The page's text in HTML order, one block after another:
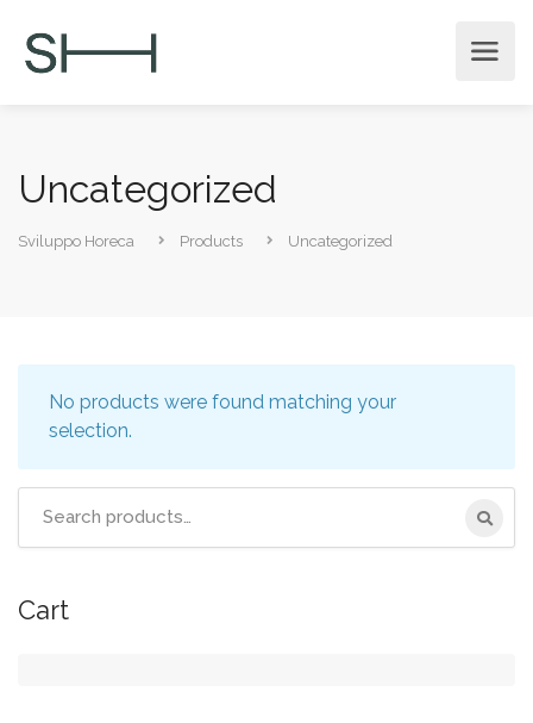
Uncategorized
Sviluppo Horeca Products Uncategorized
No products were found matching your
selection.
Cart